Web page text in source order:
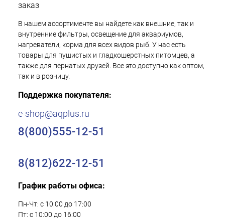
заказ
В нашем ассортименте вы найдете как внешние, так и
внутренние фильтры, освещение для аквариумов,
нагреватели, корма для всех видов рыб. У нас есть
товары для пушистых и гладкошерстных питомцев, а
также для пернатых друзей. Все это доступно как оптом,
так и в розницу.
Поддержка покупателя:
e-shop@aqplus.ru
8(800)555-12-51
8(812)622-12-51
График работы офиса:
Пн-Чт: с 10:00 до 17:00
Пт: с 10:00 до 16:00